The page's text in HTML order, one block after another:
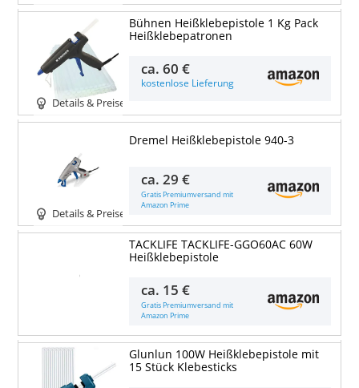
Details & Preise
Bühnen Heißklebepistole 1 Kg Pack
Heißklebepatronen
ca.60 €
kostenlose Lieferung
Details & Preise
Dremel Heißklebepistole 940-3
ca.29 €
Gratis Premiumversand mit
Amazon Prime
TACKLIFE TACKLIFE-GGO60AC 60W
Heißklebepistole
ca. 15 €
Gratis Premiumversand mit
Amazon Prime
Glunlun 100W Heißklebepistole mit
15 Stück Klebesticks